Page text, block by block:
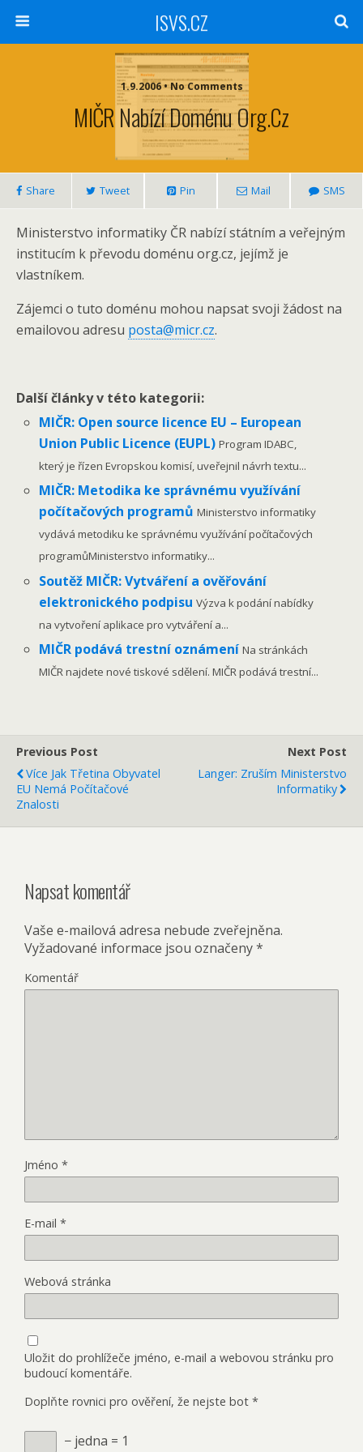
ISVS.CZ
1.9.2006 • No Comments
MIČR Nabízí Doménu Org.cz
Share Tweet Pin Mail SMS
Ministerstvo informatiky ČR nabízí státním a veřejným
institucím k převodu doménu org.cz, jejímž je
vlastníkem.
Zájemci o tuto doménu mohou napsat svoji žádost na
emailovou adresu posta@micr.cz.
Další články v této kategorii:
MIČR: Open source licence EU – European
Union Public Licence (EUPL)Program IDABC,
který je řízen Evropskou komisí, uveřejnil návrh textu...
MIČR: Metodika ke správnému využívání
počítačových programůMinisterstvo informatiky
vydává metodiku ke správnému využívání počítačových
programůMinisterstvo informatiky...
Soutěž MIČR: Vytváření a ověřování
elektronického podpisuVýzva k podání nabídky
na vytvoření aplikace pro vytváření a...
MIČR podává trestní oznámeníNa stránkách
MIČR najdete nové tiskové sdělení. MIČR podává trestní...
Previous Post
Více Jak Třetina Obyvatel
EU Nemá Počítačové
Znalosti
Next Post
Langer: Zruším Ministerstvo
Informatiky
Napsat komentář
Vaše e-mailová adresa nebude zveřejněna.
Vyžadované informace jsou označeny*
Komentář
Jméno *
E-mail *
Webová stránka
Uložit do prohlížeče jméno, e-mail a webovou stránku pro
budoucí komentáře.
Doplňte rovnici pro ověření, že nejste bot *
− jedna = 1